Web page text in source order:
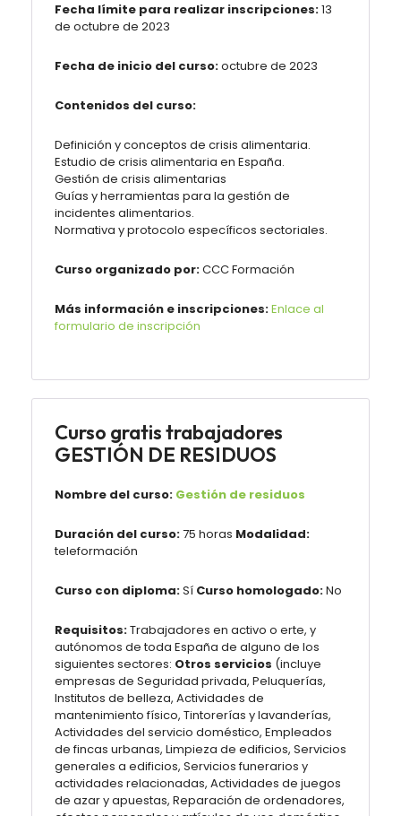
Fecha límite para realizar inscripciones:13
de octubre de 2023
Fecha de inicio del curso:octubre de 2023
Contenidos del curso:
Definición y conceptos de crisis alimentaria.
Estudio de crisis alimentaria en España.
Gestión de crisis alimentarias
Guías y herramientas para la gestión de
incidentes alimentarios.
Normativa y protocolo específicos sectoriales.
Curso organizado por:CCCFormación
Más información e inscripciones:Enlace al
formulario de inscripción
Curso gratis trabajadores
GESTIÓN DE RESIDUOS
Nombre del curso: Gestión de residuos
Duración del curso:75 horas Modalidad:
teleformación
Curso con diploma:Sí Curso homologado:No
Requisitos:Trabajadores en activo o erte, y
autónomos de toda España de alguno de los
siguientes sectores: Otros servicios (incluye
empresas de Seguridad privada, Peluquerías,
Institutos de belleza, Actividades de
mantenimiento físico, Tintorerías y lavanderías,
Actividades del servicio doméstico, Empleados
de fincas urbanas, Limpieza de edificios, Servicios
generales a edificios, Servicios funerarios y
actividades relacionadas, Actividades de juegos
de azar y apuestas, Reparación de ordenadores,